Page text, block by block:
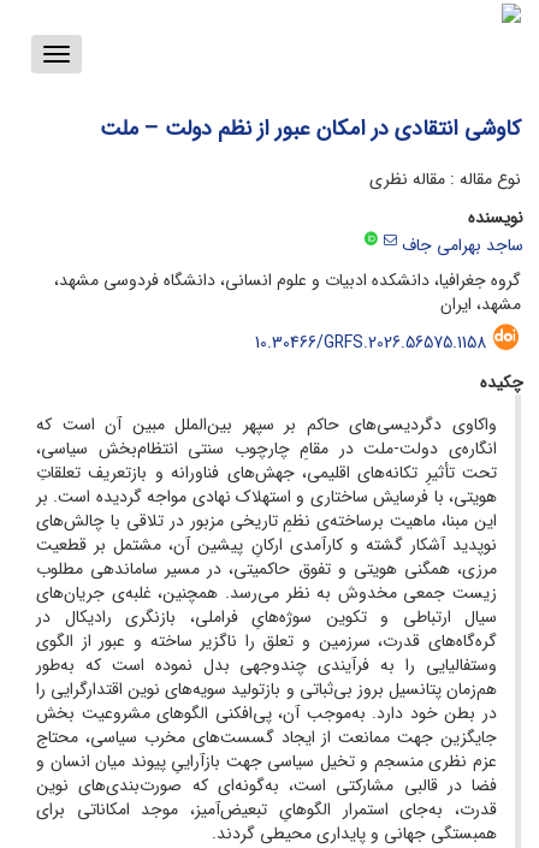
Toggle
کاوشی انتقادی در امکان‌ عبور از نظم دولت – ملت
نوع مقاله : مقاله نظری
نویسنده
ساجد بهرامی جاف
گروه جغرافیا، دانشکده ادبیات و علوم انسانی، دانشگاه فردوسی مشهد،
مشهد، ایران
10.30466/GRFS.2026.56575.1158
چکیده
واکاوی دگردیسی‌های حاکم بر سپهر بین‌الملل مبین آن است که
انگاره‌ی دولت-ملت در مقامِ چارچوب سنتی انتظام‌بخش سیاسی،
تحت تأثیرِ تکانه‌های اقلیمی، جهش‌های فناورانه و بازتعریف تعلقاتِ
هویتی، با فرسایش ساختاری و استهلاک نهادی مواجه گردیده است. بر
این مبنا، ماهیت برساخته‌ی نظمِ تاریخی مزبور در تلاقی با چالش‌های
نوپدید آشکار گشته و کارآمدی ارکانِ پیشین آن، مشتمل بر قطعیت
مرزی، همگنی هویتی و تفوق حاکمیتی، در مسیر ساماندهی مطلوب
زیست جمعی مخدوش به نظر می‌رسد. همچنین، غلبه‌ی جریان‌های
سیال ارتباطی و تکوین سوژه‌هایِ فراملی، بازنگری رادیکال در
گره‌گاه‌های قدرت، سرزمین و تعلق را ناگزیر ساخته و عبور از الگوی
وستفالیایی را به فرآیندی چندوجهی بدل نموده است که به‌طور
هم‌زمان پتانسیل بروز بی‌ثباتی و بازتولید سویه‌های نوین اقتدارگرایی را
در بطن خود دارد. به‌موجب آن، پی‌افکنی الگوهای مشروعیت بخش
جایگزین جهت ممانعت از ایجاد گسست‌های مخرب سیاسی، محتاج
عزم نظری منسجم و تخیل سیاسی جهت بازآراییِ پیوند میان انسان و
فضا در قالبی مشارکتی است، به‌گونه‌ای که صورت‌بندی‌های نوین
قدرت، به‌جای استمرار الگوهایِ تبعیض‌آمیز، موجد امکاناتی برای
همبستگی جهانی و پایداری محیطی گردند.